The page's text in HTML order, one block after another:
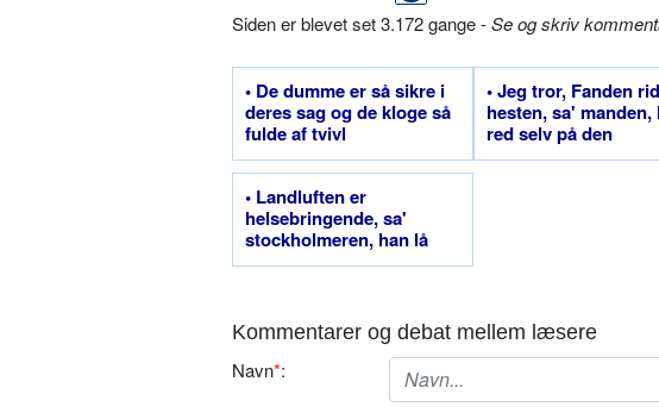
Siden er blevet set 3.172 gange -Se og skriv
• De dumme er så sikre i
deres sag og de kloge så
fulde af tvivl
• Jeg tror, Fanden
hesten, sa' manden,
red selv på den
• Landluften er
helsebringende, sa'
stockholmeren, han lå
fuld på en mødding
Kommentarer og debat mellem læsere
Navn*: